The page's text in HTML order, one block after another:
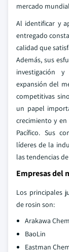
mercado
Al identificar y
entregado
calidad que
Además, sus
investigación
expansión del
competitivas
un papel
crecimiento y
Pacífico. Sus
líderes de la
las tendencias
Empresas del
Los principales
de rosin son:
Arakawa
BaoLin
Eastman